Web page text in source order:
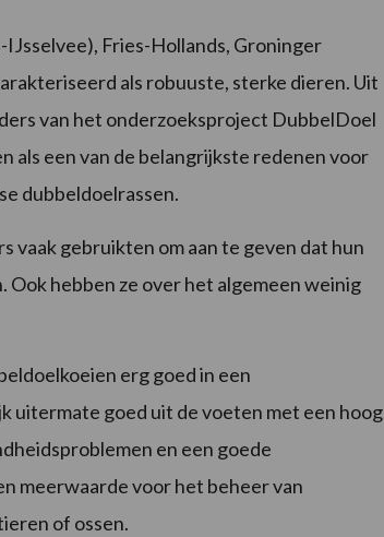
Fries-Hollands, Groninger
als robuuste, sterke dieren. Uit
van het onderzoeksproject DubbelDoel
als een van de belangrijkste redenen voor
dubbeldoelrassen.
vaak gebruikten om aan te geven dat hun
hebben ze over het algemeen weinig
erg goed in een
uitermate goed uit de voeten met een hoog
en een goede
meerwaarde voor het beheer van
of ossen.